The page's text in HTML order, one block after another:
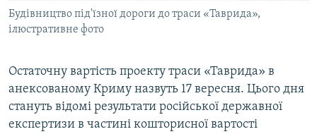
ІНФОГРАФІКА
ДОЛУЧАЙСЯ!
Усі сайти RFE/RL
Будівництво під'їзної дороги до траси «Таврида»,
ілюстративне фото
Остаточну вартість проекту траси «Таврида» в
анексованому Криму назвуть 17 вересня. Цього дня
стануть відомі результати російської державної
експертизи в частині кошторисної вартості